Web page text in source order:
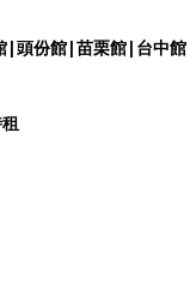
|頭份館|苗栗館|台中